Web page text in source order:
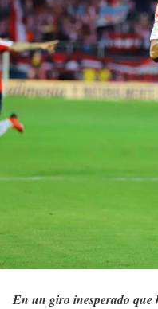
En un giro inesperado que